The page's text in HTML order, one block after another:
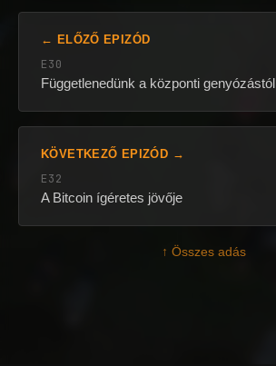
← ELŐZŐ EPIZÓD
E30
Függetlenedünk a központi genyózástól
KÖVETKEZŐ EPIZÓD →
E32
A Bitcoin ígéretes jövője
↑ Összes adás